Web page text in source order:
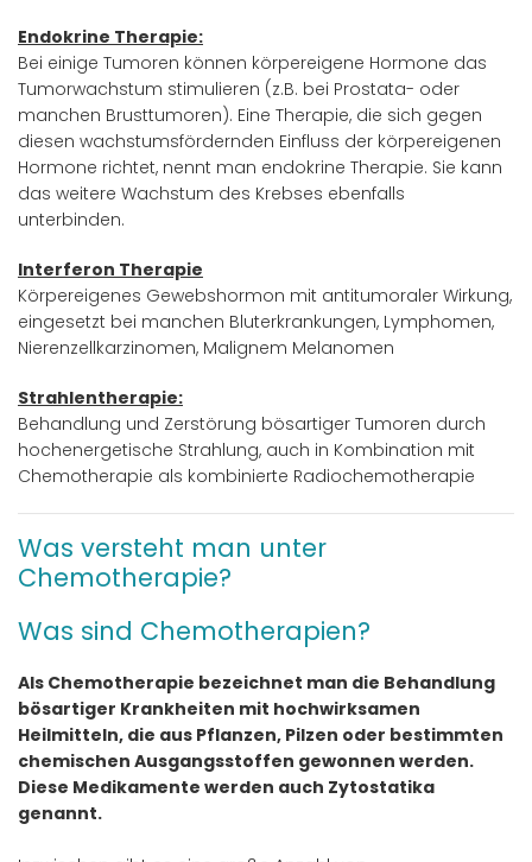
Endokrine Therapie:
Bei einige Tumoren können körpereigene Hormone das
Tumorwachstum stimulieren (z.B. bei Prostata- oder
manchen Brusttumoren). Eine Therapie, die sich gegen
diesen wachstumsfördernden Einfluss der körpereigenen
Hormone richtet, nennt man endokrine Therapie. Sie kann
das weitere Wachstum des Krebses ebenfalls
unterbinden.
Interferon Therapie
Körpereigenes Gewebshormon mit antitumoraler Wirkung,
eingesetzt bei manchen Bluterkrankungen, Lymphomen,
Nierenzellkarzinomen, Malignem Melanomen
Strahlentherapie:
Behandlung und Zerstörung bösartiger Tumoren durch
hochenergetische Strahlung, auch in Kombination mit
Chemotherapie als kombinierte Radiochemotherapie
Was versteht man unter
Chemotherapie?
Was sind Chemotherapien?
Als Chemotherapie bezeichnet man die Behandlung
bösartiger Krankheiten mit hochwirksamen
Heilmitteln, die aus Pflanzen, Pilzen oder bestimmten
chemischen Ausgangsstoffen gewonnen werden.
Diese Medikamente werden auch Zytostatika
genannt.